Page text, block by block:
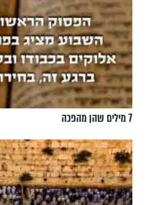
7 מילים שהן מהפכה